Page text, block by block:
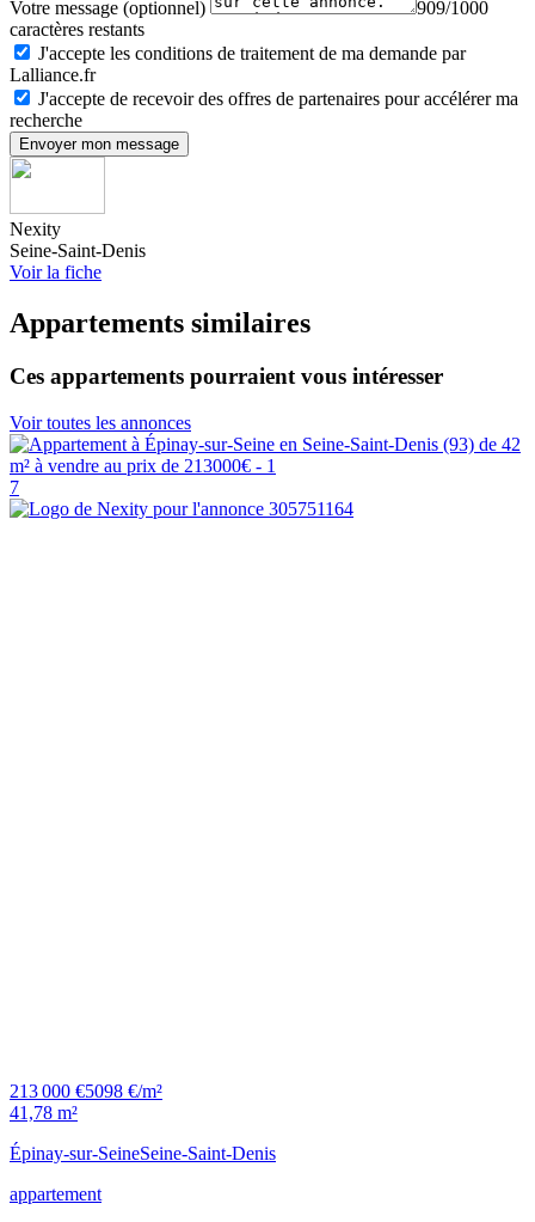
Votre message (optionnel)
909/1000
caractères restants
J'accepte les conditions de traitement de ma demande par
Lalliance.fr
J'accepte de recevoir des offres de partenaires pour accélérer ma
recherche
Envoyer mon message
Nexity
Seine-Saint-Denis
Voir la fiche
Appartements similaires
Ces appartements pourraient vous intéresser
Voir toutes les annonces
7
213 000 €5098 €/m²
41,78 m²
Épinay-sur-SeineSeine-Saint-Denis
appartement